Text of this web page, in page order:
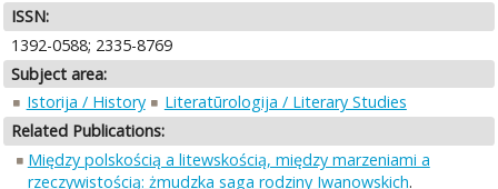
ISSN:
1392-0588; 2335-8769
Subject area:
Istorija / History
Literatūrologija / Literary Studies
Related Publications:
Między polskością a litewskością, między marzeniami a
rzeczywistością: żmudzka saga rodziny Iwanowskich.